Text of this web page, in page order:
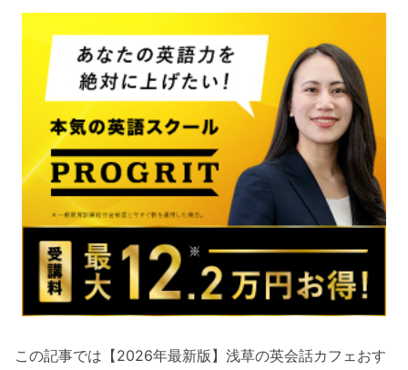
この記事では【2026年最新版】浅草の英会話カフェおす